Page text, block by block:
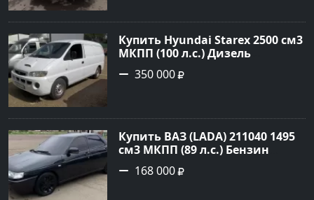
Авторынок23
Купить Hyundai Starex 2500 см3
МКПП (100 л.с.) Дизель
турбонаддув в Краснодар:
цвет белый Фургон 2014 года
Авторынок23
350 000
Купить ВАЗ (LADA) 211040 1495
см3 МКПП (89 л.с.) Бензин
инжектор в Краснодвр: цвет
Черный Седан 2007 года по
168 000